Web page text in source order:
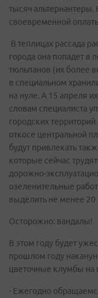
тысяч альтернантеры.
своевременной
В теплицах рассада
города она попадет в
тюльпанов (их более
в специальном
на нуле. А 15 апреля
словам специалиста
городских
откосе центральной
будут привлекать
которые сейчас
дорожно-
озеленительные
выделить не менее
Осторожно: вандалы!
В этом году будет
прошлом году
цветочные клумбы на
- Ежегодно